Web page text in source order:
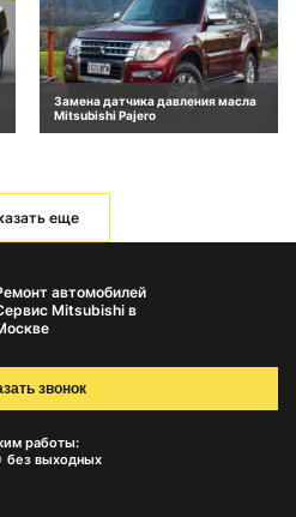
Замена датчика давления масла
Mitsubishi Pajero
еще
автомобилей
Mitsubishi в
работы:
без выходных
звонок